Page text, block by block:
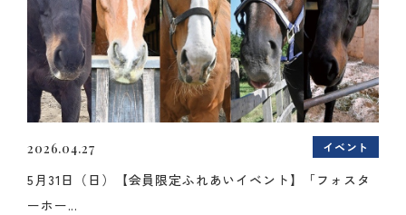
2026.04.27 イベント
5月31日（日）【会員限定ふれあいイベント】「フォスタ
ーホー...